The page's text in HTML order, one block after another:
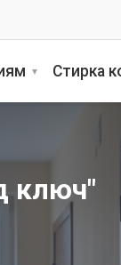
Стирка
ключ"